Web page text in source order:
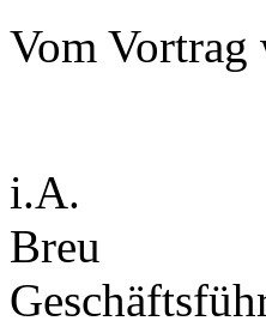
Vom
i.A.
Breu